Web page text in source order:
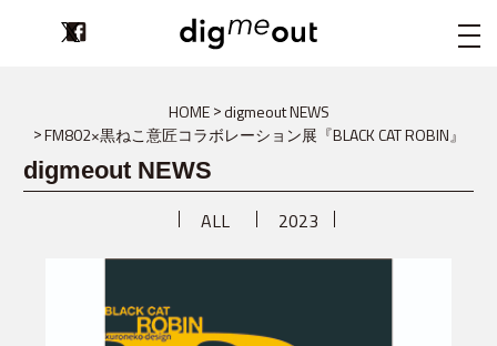
digmeout
HOME
digmeout NEWS
FM802×黒ねこ意匠コラボレーション展『BLACK CAT ROBIN』
digmeout NEWS
ALL 2023